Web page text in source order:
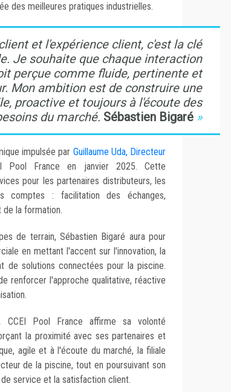
des meilleures pratiques industrielles.
et l'expérience client, c'est la clé
Je souhaite que chaque interaction
perçue comme fluide, pertinente et
Mon ambition est de construire une
proactive et toujours à l'écoute des
du marché. Sébastien Bigaré
impulsée par Guillaume Uda, Directeur
France en janvier 2025. Cette
pour les partenaires distributeurs, les
comptes : facilitation des échanges,
la formation.
de terrain, Sébastien Bigaré aura pour
en mettant l'accent sur l'innovation, la
de solutions connectées pour la piscine.
renforcer l'approche qualitative, réactive
CCEI Pool France affirme sa volonté
la proximité avec ses partenaires et
agile et à l'écoute du marché, la filiale
de la piscine, tout en poursuivant son
service et la satisfaction client.